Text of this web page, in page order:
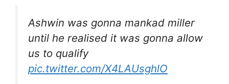
Ashwin was gonna mankad miller
until he realised it was gonna allow
us to qualify
pic.twitter.com/X4LAUsghlO